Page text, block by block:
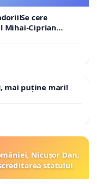
cere
Mihai-Ciprian
mai puține mari!
Nicușor Dan,
statului